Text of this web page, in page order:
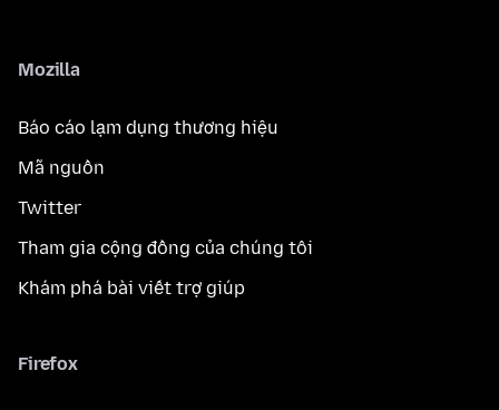
Mozilla
Báo cáo lạm dụng thương hiệu
Mã nguồn
Twitter
Tham gia cộng đồng của chúng tôi
Khám phá bài viết trợ giúp
Firefox